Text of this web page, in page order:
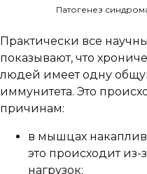
Патогенез
Практически все
показывают, что
людей имеет одну
иммунитета. Это
причинам:
в мышцах
это происходит
нагрузок;